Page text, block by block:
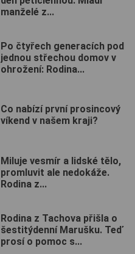
manželé z...
Po čtyřech generacích pod
jednou střechou domov v
ohrožení: Rodina...
Co nabízí první prosincový
víkend v našem kraji?
Miluje vesmír a lidské tělo,
promluvit ale nedokáže.
Rodina z...
Rodina z Tachova přišla o
šestitýdenní Marušku. Teď
prosí o pomoc s...